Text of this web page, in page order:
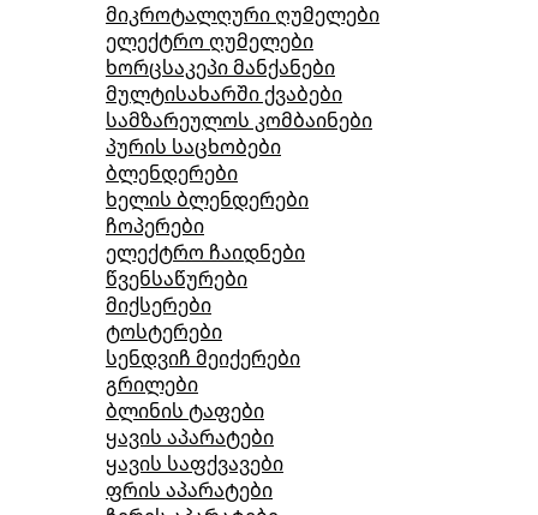
მიკროტალღური ღუმელები
ელექტრო ღუმელები
ხორცსაკეპი მანქანები
მულტისახარში ქვაბები
სამზარეულოს კომბაინები
პურის საცხობები
ბლენდერები
ხელის ბლენდერები
ჩოპერები
ელექტრო ჩაიდნები
წვენსაწურები
მიქსერები
ტოსტერები
სენდვიჩ მეიქერები
გრილები
ბლინის ტაფები
ყავის აპარატები
ყავის საფქვავები
ფრის აპარატები